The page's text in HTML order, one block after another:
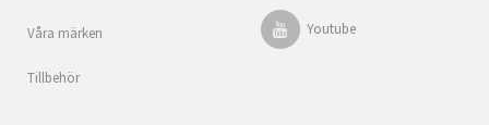
Våra märken
Tillbehör
Youtube